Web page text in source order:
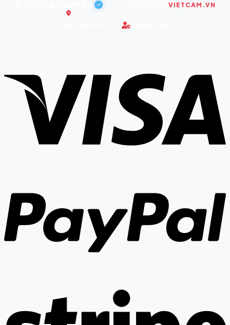
VIETCAM.VN
Trụ sở: Bình Dương, Hồ Chí Minh
CHÍNH CHỦ